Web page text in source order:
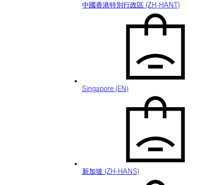
中國香港特別行政區 (ZH-HANT)
Singapore (EN)
新加坡 (ZH-HANS)